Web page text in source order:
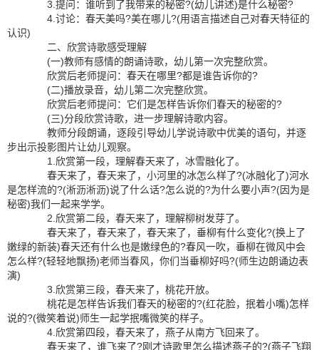
3.提问：谁听到了我带来的秘密?(幼儿讲述)是什么秘密?
4.讨论：春天美吗?美在哪儿?(用语言描述自己对春天特征的
认识)
二、欣赏诗歌感受理解
(一)教师有感情的朗诵诗歌，幼儿第一次完整欣赏。
欣赏后老师提问：春天在哪里?都是谁告诉你的?
(二)播放录音，幼儿第二次完整欣赏。
欣赏后老师提问：它们是怎样告诉你们春天的秘密的?
(三)分段欣赏诗歌，进一步理解诗歌内容。
教师分段朗诵，逐段引导幼儿学说诗歌中优美的语句，并逐
步出示投影图片让幼儿观察。
1.欣赏第一段，理解春天来了，冰雪融化了。
春天来了，春天来了，小河里的冰怎么样了?(冰融化了)河水
是怎样流的?(淅沥淅沥)说了什么话?怎么说的?为什么要小声?(因为是
秘密)我们一起来学学。
2.欣赏第二段，春天来了，理解柳树发芽了。
春天来了，春天来了，春天来了，垂柳有什么变化?(换上了
嫩绿的新装)春天还有什么也是嫩绿色的?春风一吹，垂柳在微风中会
怎么样?(轻轻地飘扬)老师当春风，你们当垂柳好吗?(师生边朗诵边表
演)
3.欣赏第三段，春天来了，桃花开放。
桃花是怎样告诉我们春天的秘密的?(红花脸，抿着小嘴)怎样
说的?(微笑着说)师生一起学抿嘴微笑的样子。
4.欣赏第四段，春天来了，燕子从南方飞回来了。
春天来了，谁飞来了?刚才诗歌里怎么描述燕子的?(燕子飞翔